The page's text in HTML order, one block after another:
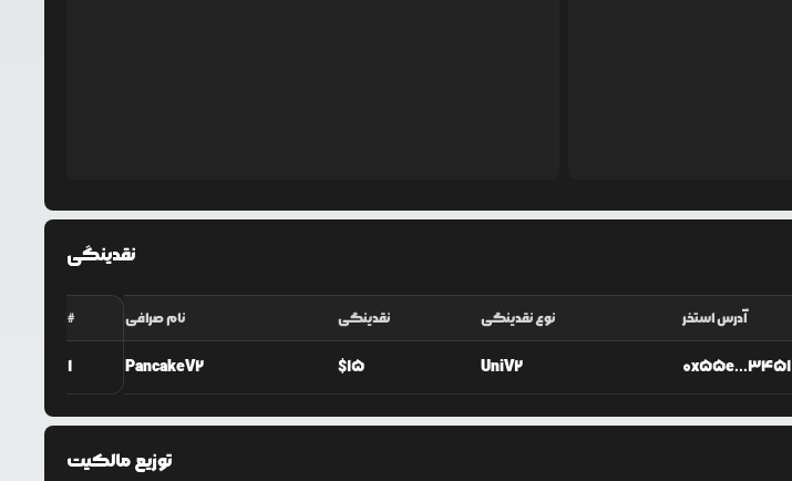
نقدینگی
# نام صرافی نقدینگی نوع نقدینگی آدرس استخر
1 PancakeV2 $15 UniV2 0x55e...3451
توزیع مالکیت